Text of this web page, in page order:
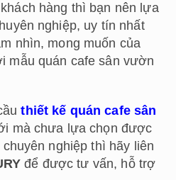
hàng thì bạn nên lựa
nghiệp, uy tín nhất
nhìn, mong muốn của
mẫu quán cafe sân vườn
thiết kế quán cafe sân
mà chưa lựa chọn được
nghiệp thì hãy liên
để được tư vấn, hỗ trợ